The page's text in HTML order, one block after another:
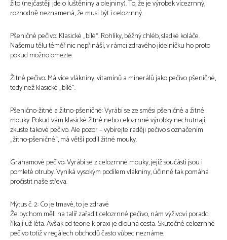
žito (nejčastěji jde o luštěniny a olejniny). To, že je výrobek vícezrnný,
rozhodně neznamená, že musí být i celozrnný.
Pšeničné pečivo: Klasické „bílé“. Rohlíky, běžný chléb, sladké koláče.
Našemu tělu téměř nic nepřináší, v rámci zdravého jídelníčku ho proto
pokud možno omezte.
Žitné pečivo: Má více vlákniny, vitamínů a minerálů jako pečivo pšeničné,
tedy než klasické „bílé“.
Pšenično-žitné a žitno-pšeničné: Vyrábí se ze směsi pšeničné a žitné
mouky. Pokud vám klasické žitné nebo celozrnné výrobky nechutnají,
zkuste takové pečivo. Ale pozor – vybírejte raději pečivo s označením
„žitno-pšeničné“, má větší podíl žitné mouky.
Grahamové pečivo: Vyrábí se z celozrnné mouky, jejíž součástí jsou i
pomleté ​​otruby. Vyniká vysokým podílem vlákniny, účinně tak pomáhá
pročistit naše střeva.
Mýtus č. 2: Co je tmavé, to je zdravé
Že bychom měli na talíř zařadit celozrnné pečivo, nám výživoví poradci
říkají už léta. Avšak od teorie k praxi je dlouhá cesta. Skutečné celozrnné
pečivo totiž v regálech obchodů často vůbec neznáme.